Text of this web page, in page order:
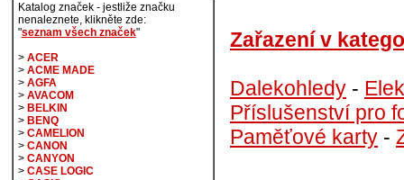
Zařazení v
Dalekohledy -
Příslušenství pro
Paměťové karty -
Katalog značek - jestliže značku
nenaleznete, klikněte zde:
"seznam všech značek"
> ACER
> ACME MADE
> AGFA
> AVACOM
> BELKIN
> BENQ
> CAMELION
> CANON
> CANYON
> CASE LOGIC